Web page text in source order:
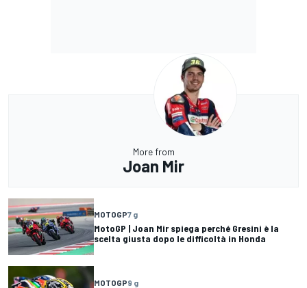
More from
Joan Mir
MOTOGP7 g
MotoGP | Joan Mir spiega perché Gresini è la
scelta giusta dopo le difficoltà in Honda
MOTOGP9 g